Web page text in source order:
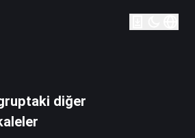
diğer